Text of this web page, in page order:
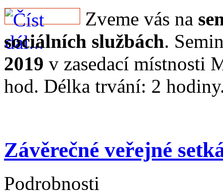
Zveme vás na
sociálních službách.
2019 v zasedací místnosti
hod. Délka trvání: 2
Závěrečné veřejné
Podrobnosti